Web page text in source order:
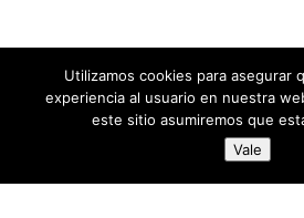
Diseñado por Centro Andaluz de
Utilizamos cookies para asegurar
experiencia al usuario en nuestra
este sitio asumiremos que
Vale